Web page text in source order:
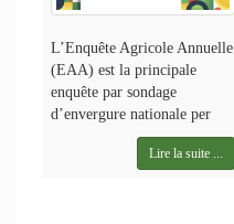
L’Enquête Agricole Annuelle
(EAA) est la principale
enquête par sondage
d’envergure nationale per
Lire la suite ...